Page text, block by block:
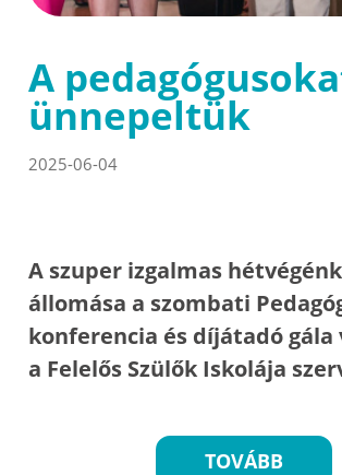
A
ünnepeltük
2025-06-04
A szuper izgalmas
állomása a szombati
konferencia és díjátadó
a Felelős Szülők Iskolája
TOVÁBB